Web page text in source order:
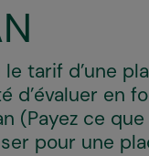
tarif d’une
d’évaluer en
(Payez ce
pour une